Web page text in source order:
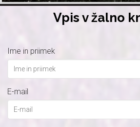
Vpis v žalno
Ime in priimek
E-mail